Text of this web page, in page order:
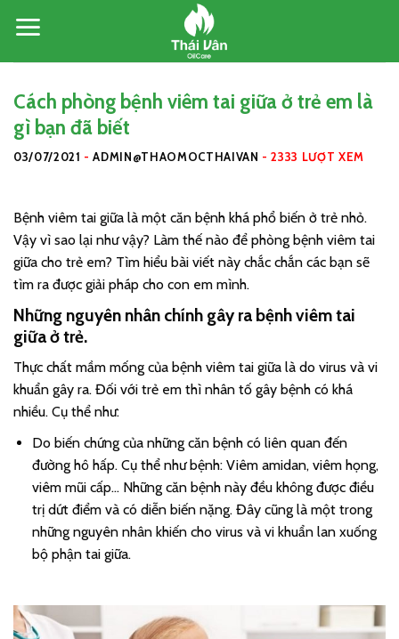
Cách phòng bệnh viêm tai giữa ở trẻ em là
gì bạn đã biết
03/07/2021 -ADMIN@THAOMOCTHAIVAN -2333 LƯỢT XEM
Bệnh viêm tai giữa là một căn bệnh khá phổ biến ở trẻ nhỏ.
Vậy vì sao lại như vậy? Làm thế nào để phòng bệnh viêm tai
giữa cho trẻ em? Tìm hiểu bài viết này chắc chắn các bạn sẽ
tìm ra được giải pháp cho con em mình.
Những nguyên nhân chính gây ra bệnh viêm tai
giữa ở trẻ.
Thực chất mầm mống của bệnh viêm tai giữa là do virus và vi
khuẩn gây ra. Đối với trẻ em thì nhân tố gây bệnh có khá
nhiều. Cụ thể như:
Do biến chứng của những căn bệnh có liên quan đến
đường hô hấp. Cụ thể như bệnh: Viêm amidan, viêm họng,
viêm mũi cấp… Những căn bệnh này đều không được điều
trị dứt điểm và có diễn biến nặng. Đây cũng là một trong
những nguyên nhân khiến cho virus và vi khuẩn lan xuống
bộ phận tai giữa.